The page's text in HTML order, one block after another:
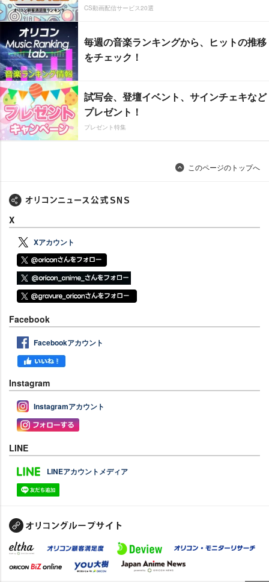
CS動画配信サービス20選
毎週の音楽ランキングから、ヒットの推移
をチェック！
試写会、登壇イベント、サインチェキなど
プレゼント！
プレゼント特集
このページのトップへ
X
Xアカウント
Facebook
Facebookアカウント
Instagram
Instagramアカウント
LINE
LINEアカウントメディア